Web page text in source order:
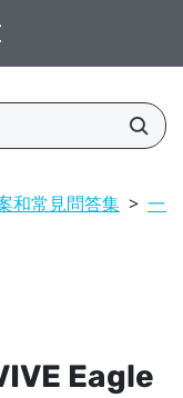
和常見問答集 > 一般
Eagle